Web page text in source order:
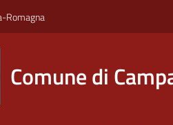
Romagna
Comune di